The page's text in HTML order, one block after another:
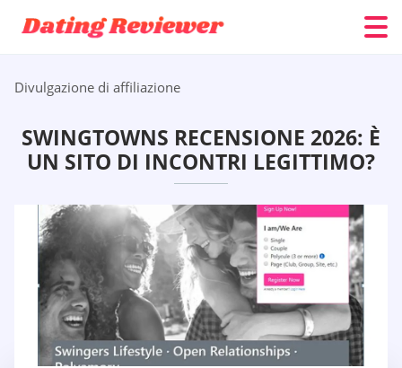
Divulgazione di affiliazione
SWINGTOWNS RECENSIONE 2026: È
UN SITO DI INCONTRI LEGITTIMO?